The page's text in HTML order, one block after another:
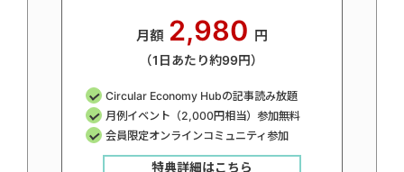
月額 2,980 円
（1日あたり約99円）
Circular Economy Hubの記事読み放題
月例イベント（2,000円相当）参加無料
会員限定オンラインコミュニティ参加
特典詳細はこちら